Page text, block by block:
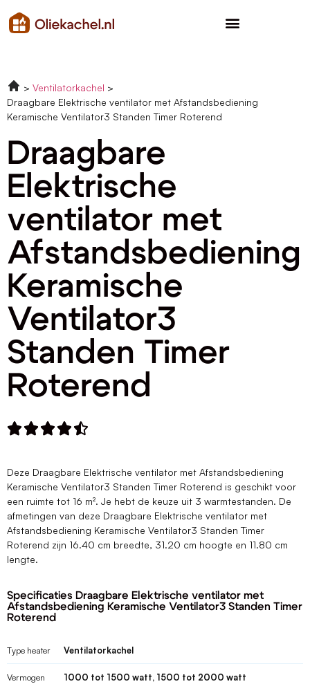
Ventilatorkachel
Draagbare Elektrische ventilator met Afstandsbediening
Keramische Ventilator3 Standen Timer Roterend
Draagbare
Elektrische
ventilator met
Afstandsbediening
Keramische
Ventilator3
Standen Timer
Roterend

Deze Draagbare Elektrische ventilator met Afstandsbediening
Keramische Ventilator3 Standen Timer Roterend is geschikt voor
een ruimte tot 16 m². Je hebt de keuze uit 3 warmtestanden. De
afmetingen van deze Draagbare Elektrische ventilator met
Afstandsbediening Keramische Ventilator3 Standen Timer
Roterend zijn 16.40 cm breedte, 31.20 cm hoogte en 11.80 cm
lengte.
Specificaties Draagbare Elektrische ventilator met
Afstandsbediening Keramische Ventilator3 Standen Timer
Roterend
Type heater Ventilatorkachel
Vermogen 1000 tot 1500 watt, 1500 tot 2000 watt